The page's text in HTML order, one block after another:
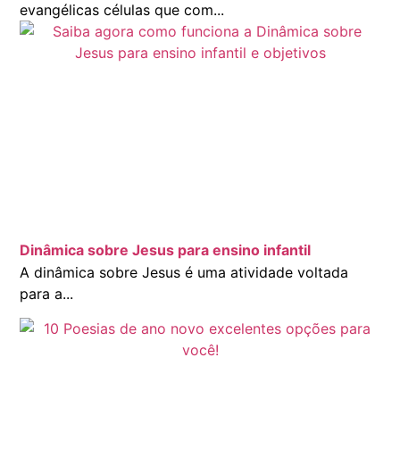
evangélicas células que com...
Dinâmica sobre Jesus para ensino infantil
A dinâmica sobre Jesus é uma atividade voltada
para a...